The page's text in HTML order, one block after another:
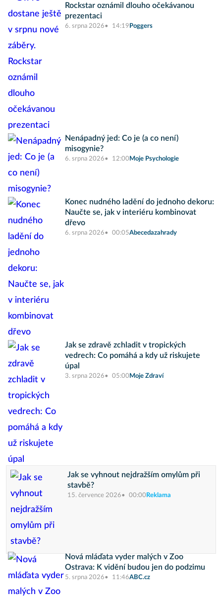
Rockstar oznámil dlouho očekávanou
prezentaci
6. srpna 2026 14:19 Poggers
Nenápadný jed: Co je (a co není)
misogynie?
6. srpna 2026 12:00 Moje Psychologie
Konec nudného ladění do jednoho dekoru:
Naučte se, jak v interiéru kombinovat
dřevo
6. srpna 2026 00:05Abecedazahrady
Jak se zdravě zchladit v tropických
vedrech: Co pomáhá a kdy už riskujete
úpal
3. srpna 2026 05:00 Moje Zdraví
Jak se vyhnout nejdražším omylům při
stavbě?
15. července 2026 00:00 Reklama
Nová mláďata vyder malých v Zoo
Ostrava: K vidění budou jen do podzimu
5. srpna 2026 11:46ABC.cz